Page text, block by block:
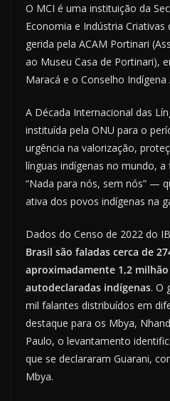
O MCI é uma instituição da
Economia e Indústria Criativas
gerida pela ACAM Portinari
ao Museu Casa de Portinari),
Maracá e o Conselho Indígena
A Década Internacional das
instituída pela ONU para o
urgência na valorização,
línguas indígenas no mundo,
“Nada para nós, sem nós” —
ativa dos povos indígenas na
Dados do Censo de 2022 do
Brasil são faladas cerca de
aproximadamente 1,2
autodeclaradas indígenas. O
mil falantes distribuídos em
destaque para os Mbya,
Paulo, o levantamento
que se declararam Guarani,
Mbya.